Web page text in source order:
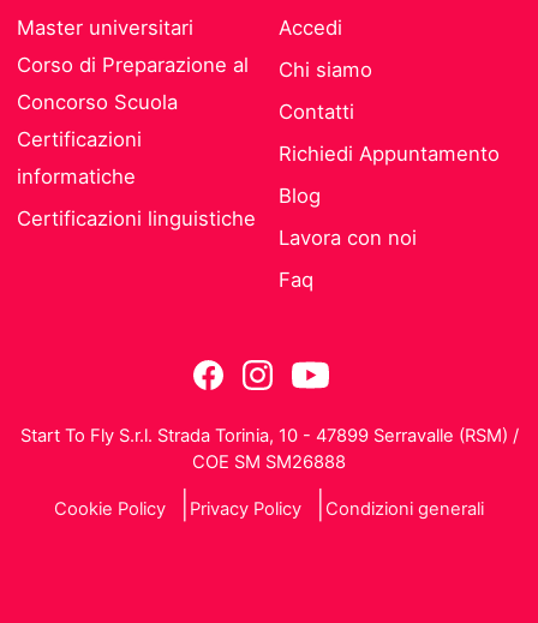
Master universitari
Corso di Preparazione al
Concorso Scuola
Certificazioni
informatiche
Certificazioni linguistiche
Accedi
Chi siamo
Contatti
Richiedi Appuntamento
Blog
Lavora con noi
Faq
Start To Fly S.r.l. Strada Torinia, 10 - 47899 Serravalle (RSM) /
COE SM SM26888
Cookie Policy Privacy Policy Condizioni generali